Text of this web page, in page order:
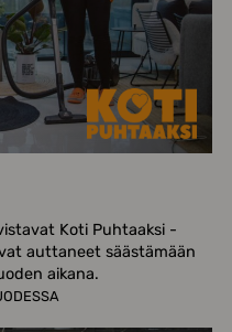
Koti Puhtaaksi -
auttaneet säästämään
aikana.